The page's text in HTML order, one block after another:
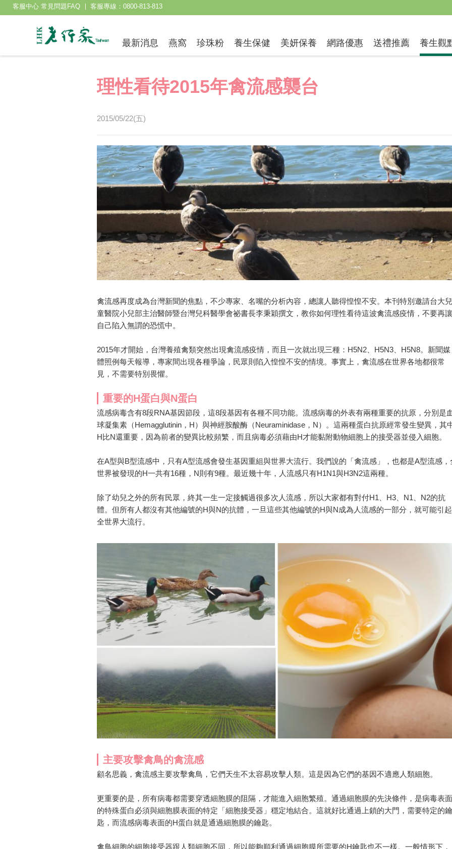
理性看待2015年禽流感襲台
2015/05/22(五)
禽流感再度成為台灣新聞的焦點，不少專家、名嘴的分析內容，總讓人聽得惶惶不安。本刊特別邀請台大兒
童醫院小兒部主治醫師暨台灣兒科醫學會祕書長李秉穎撰文，教你如何理性看待這波禽流感疫情，不要再讓
自己陷入無謂的恐慌中。
2015年才開始，台灣養殖禽類突然出現禽流感疫情，而且一次就出現三種：H5N2、H5N3、H5N8。新聞媒
體照例每天報導，專家間出現各種爭論，民眾則陷入惶惶不安的情境。事實上，禽流感在世界各地都很常
見，不需要特別畏懼。
重要的H蛋白與N蛋白
流感病毒含有8段RNA基因節段，這8段基因有各種不同功能。流感病毒的外表有兩種重要的抗原，分別是
球凝集素（Hemagglutinin，H）與神經胺酸酶（Neuraminidase，N）。這兩種蛋白抗原經常發生變異，其
H比N還重要，因為前者的變異比較頻繁，而且病毒必須藉由H才能黏附動物細胞上的接受器並侵入細胞。
在A型與B型流感中，只有A型流感會發生基因重組與世界大流行。我們說的「禽流感」，也都是A型流感，
世界被發現的H一共有16種，N則有9種。最近幾十年，人流感只有H1N1與H3N2這兩種。
除了幼兒之外的所有民眾，終其一生一定接觸過很多次人流感，所以大家都有對付H1、H3、N1、N2的抗
體。但所有人都沒有其他編號的H與N的抗體，一旦這些其他編號的H與N成為人流感的一部分，就可能引起
全世界大流行。
主要攻擊禽鳥的禽流感
顧名思義，禽流感主要攻擊禽鳥，它們天生不太容易攻擊人類。這是因為它們的基因不適應人類細胞。
更重要的是，所有病毒都需要穿透細胞膜的阻隔，才能進入細胞繁殖。通過細胞膜的先決條件，是病毒表面
的特殊蛋白必須與細胞膜表面的特定「細胞接受器」穩定地結合。這就好比通過上鎖的大門，需要特定的鑰
匙，而流感病毒表面的H蛋白就是通過細胞膜的鑰匙。
禽鳥細胞的細胞接受器跟人類細胞不同，所以能夠順利通過細胞膜所需要的H鑰匙也不一樣。一般情形下，
最新消息 燕窩 珍珠粉 養生保健 美妍保養 網路優惠 送禮推薦 養生觀
客服中心 常見問題FAQ 客服專線：0800-813-813